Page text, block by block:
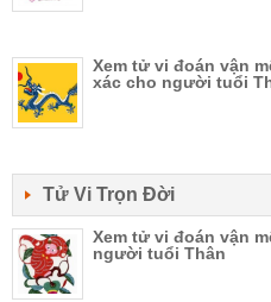
Xem tử vi đoán vận
xác cho người tuổi
Tử Vi Trọn Đời
Xem tử vi đoán vận
người tuổi Thân